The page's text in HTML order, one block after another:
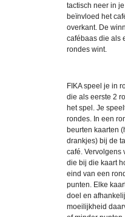
tactisch neer in
beïnvloed het
overkant. De
cafébaas die als
rondes wint.
FIKA speel je in
die als eerste 2
het spel. Je
rondes. In een
beurten kaarten
drankjes) bij de
café. Vervolgens
die bij die kaart
eind van een
punten. Elke
doel en
moeilijkheid